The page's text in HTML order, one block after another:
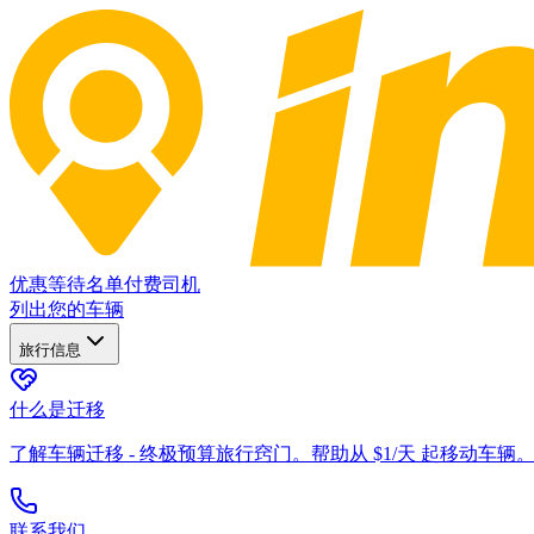
优惠等待名单付费司机
列出您的车辆
旅行信息
什么是迁移
了解车辆迁移 - 终极预算旅行窍门。帮助从 $1/天 起移动车辆。